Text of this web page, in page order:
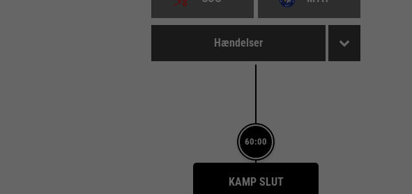
Hændelser
60:00
KAMP SLUT